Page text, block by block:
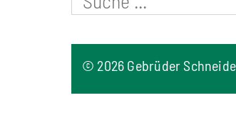
© 2026 Gebrüder